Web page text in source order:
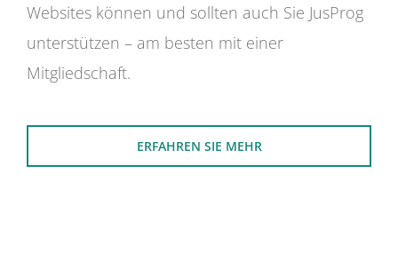
Websites können und sollten auch Sie JusProg
unterstützen – am besten mit einer
Mitgliedschaft.
ERFAHREN SIE MEHR